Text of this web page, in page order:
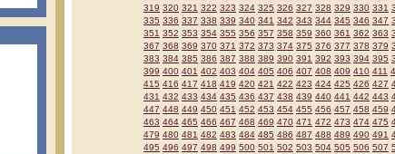
319 320 321 322 323 324 325 326 327 328 329 330 331
335 336 337 338 339 340 341 342 343 344 345 346 347
351 352 353 354 355 356 357 358 359 360 361 362 363
367 368 369 370 371 372 373 374 375 376 377 378 379
383 384 385 386 387 388 389 390 391 392 393 394 395
399 400 401 402 403 404 405 406 407 408 409 410 411
415 416 417 418 419 420 421 422 423 424 425 426 427
431 432 433 434 435 436 437 438 439 440 441 442 443
447 448 449 450 451 452 453 454 455 456 457 458 459
463 464 465 466 467 468 469 470 471 472 473 474 475
479 480 481 482 483 484 485 486 487 488 489 490 491
495 496 497 498 499 500 501 502 503 504 505 506 507